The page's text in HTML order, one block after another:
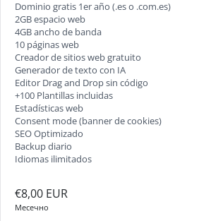
Dominio gratis 1er año (.es o .com.es)
2GB espacio web
4GB ancho de banda
10 páginas web
Creador de sitios web gratuito
Generador de texto con IA
Editor Drag and Drop sin código
+100 Plantillas incluidas
Estadísticas web
Consent mode (banner de cookies)
SEO Optimizado
Backup diario
Idiomas ilimitados
€8,00 EUR
Месечно